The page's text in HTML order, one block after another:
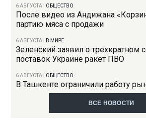
6 АВГУСТА ОБЩЕСТВО
После видео из Андижана
партию мяса с продажи
6 АВГУСТА В МИРЕ
Зеленский заявил о трехкратном
поставок Украине ракет ПВО
6 АВГУСТА ОБЩЕСТВО
В Ташкенте ограничили работу
ВСЕ НОВОСТИ